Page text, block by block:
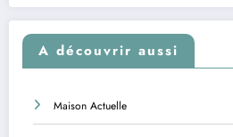
A découvrir aussi
Maison Actuelle